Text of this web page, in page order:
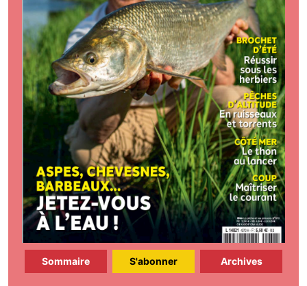
Sommaire S'abonner Archives